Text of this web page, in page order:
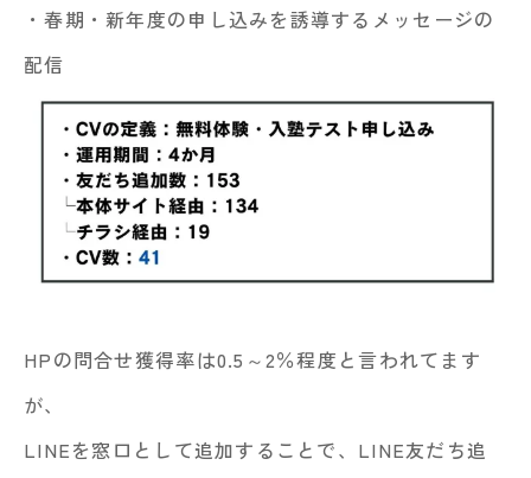
・春期・新年度の申し込みを誘導するメッセージの
配信
HPの問合せ獲得率は0.5～2％程度と言われてます
が、
LINEを窓口として追加することで、LINE友だち追